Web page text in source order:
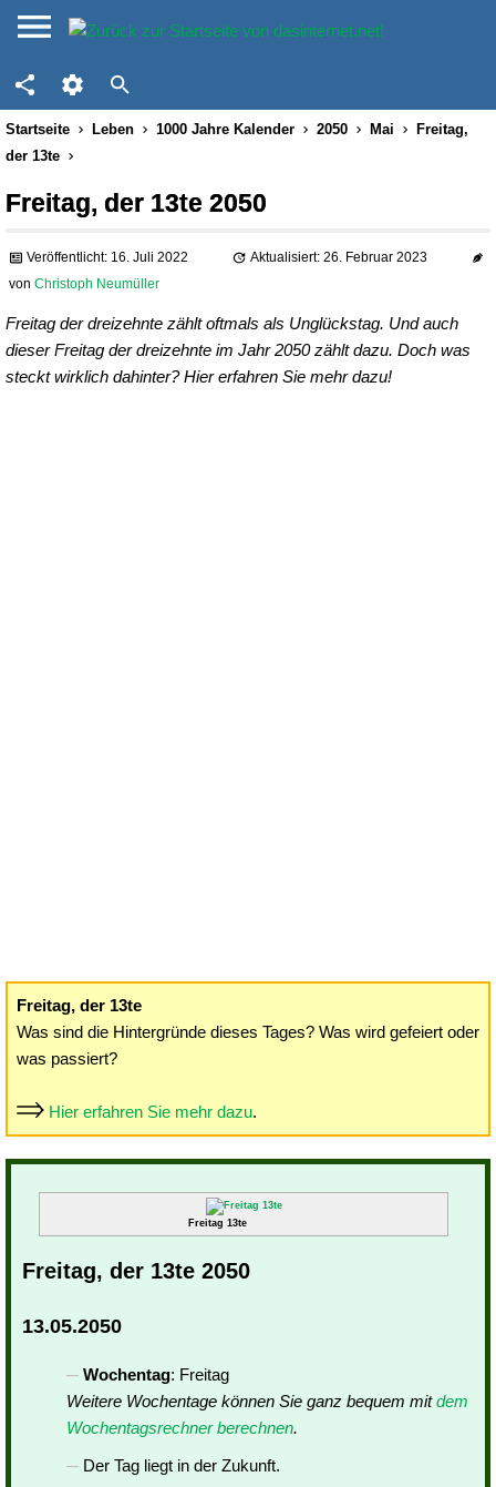
Startseite Leben 1000 Jahre Kalender 2050 Mai
Freitag,
der 13te
Freitag, der 13te 2050
Veröffentlicht: 16. Juli 2022
Aktualisiert: 26. Februar 2023
von Christoph Neumüller
Freitag der dreizehnte zählt oftmals als Unglückstag. Und auch
dieser Freitag der dreizehnte im Jahr 2050 zählt dazu. Doch was
steckt wirklich dahinter? Hier erfahren Sie mehr dazu!
Freitag, der 13te
Was sind die Hintergründe dieses Tages? Was wird gefeiert oder
was passiert?
Hier erfahren Sie mehr dazu.
Freitag 13te
Freitag, der 13te 2050
13.05.2050
Wochentag: Freitag
Weitere Wochentage können Sie ganz bequem mitdem
Wochentagsrechner berechnen.
Der Tag liegt in der Zukunft.